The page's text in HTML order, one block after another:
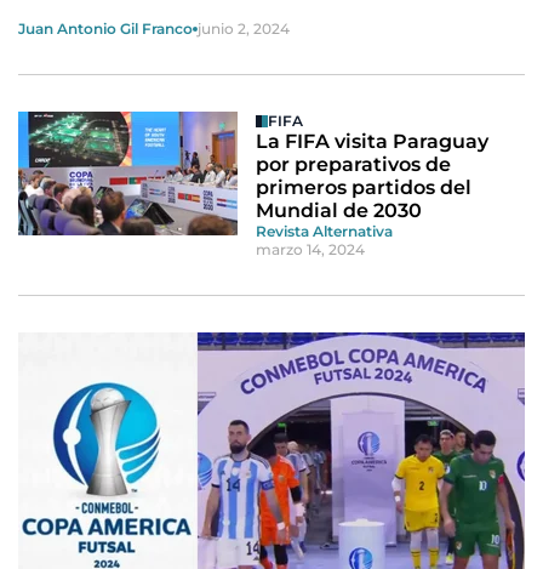
Juan Antonio Gil Franco junio 2, 2024
FIFA
La FIFA visita Paraguay
por preparativos de
primeros partidos del
Mundial de 2030
Revista Alternativa
marzo 14, 2024